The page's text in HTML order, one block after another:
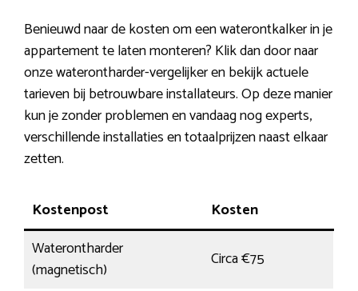
Benieuwd naar de kosten om een waterontkalker in je
appartement te laten monteren? Klik dan door naar
onze waterontharder-vergelijker en bekijk actuele
tarieven bij betrouwbare installateurs. Op deze manier
kun je zonder problemen en vandaag nog experts,
verschillende installaties en totaalprijzen naast elkaar
zetten.
Kostenpost
Kosten
Waterontharder
(magnetisch)
Circa €75